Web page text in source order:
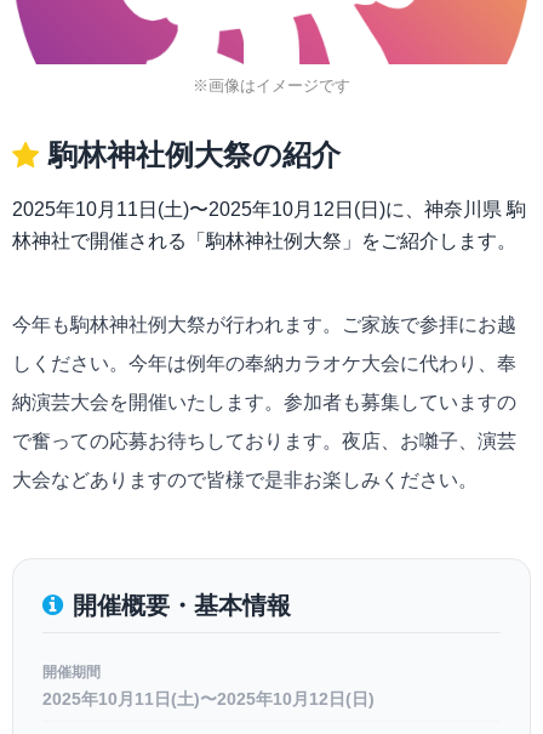
※画像はイメージです
駒林神社例大祭の紹介
2025年10月11日(土)〜2025年10月12日(日)に、神奈川県 駒
林神社で開催される「駒林神社例大祭」をご紹介します。
今年も駒林神社例大祭が行われます。ご家族で参拝にお越
しください。今年は例年の奉納カラオケ大会に代わり、奉
納演芸大会を開催いたします。参加者も募集していますの
で奮っての応募お待ちしております。夜店、お囃子、演芸
大会などありますので皆様で是非お楽しみください。
開催概要・基本情報
開催期間
2025年10月11日(土)〜2025年10月12日(日)